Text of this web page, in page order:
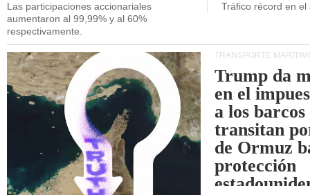
Las participaciones accionariales
aumentaron al 99,99% y al 60%
respectivamente.
Tráfico récord en
TRANSPORTE
Trump da
en el
a los barcos
transitan
de Ormuz
protección